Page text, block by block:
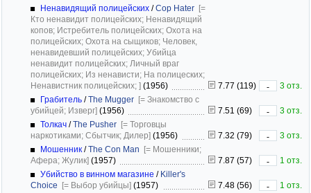
Ненавидящий полицейских /Cop Hater [=
Кто ненавидит полицейских; Ненавидящий
копов; Истребитель полицейских; Охота на
полицейских; Охота на сыщиков; Человек,
ненавидевший полицейских; Убийца
ненавидит полицейских; Личный враг
полицейских; Из ненависти; На полицеских;
Ненавистник полицейских; ] (1956) 7.77 (119) -
3 отз.
Грабитель /The Mugger [= Знакомство с
убийцей; Изверг] (1956) 7.51 (69) -
3 отз.
Толкач /The Pusher [= Торговцы
наркотиками; Сбытчик; Дилер] (1956) 7.32 (79) -
3 отз.
Мошенник /The Con Man [= Мошенники;
Афера; Жулик] (1957) 7.87 (57) -
1 отз.
Убийство в винном магазине / Killer's
Choice [= Выбор убийцы] (1957) 7.48 (56) -
1 отз.